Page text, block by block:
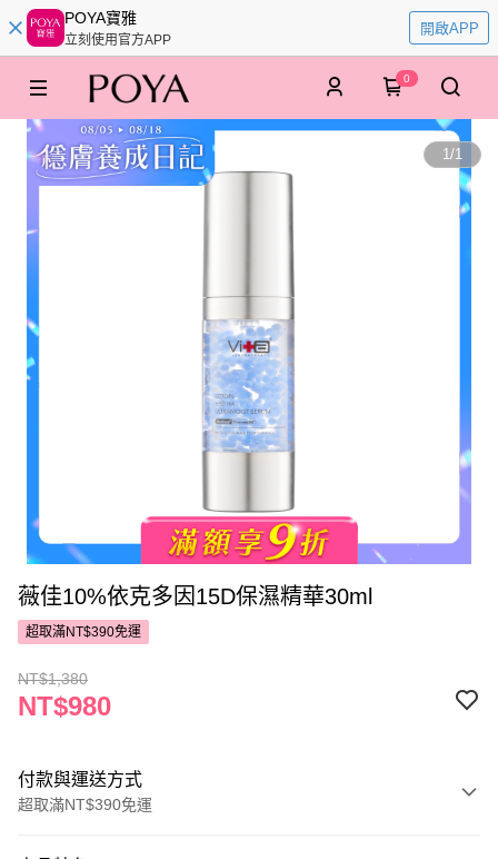
POYA寶雅
立刻使用官方APP
開啟APP
0
1/1
薇佳10%依克多因15D保濕精華30ml
超取滿NT$390免運
NT$1,380
NT$980
付款與運送方式
超取滿NT$390免運